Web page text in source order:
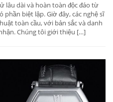
lâu dài và hoàn toàn độc đáo từ
biệt lập. Giờ đây, các nghệ sĩ
toàn cầu, với bản sắc và danh
Chúng tôi giới thiệu […]